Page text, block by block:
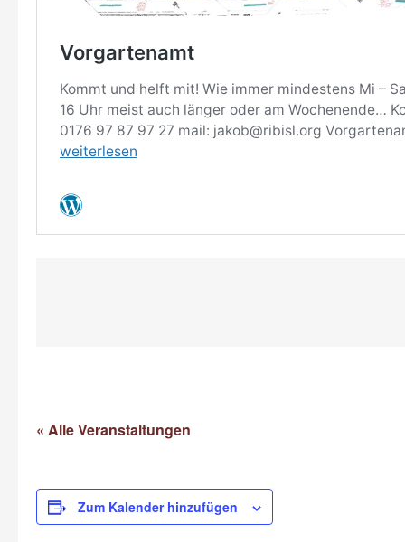
« Alle Veranstaltungen
Zum Kalender hinzufügen